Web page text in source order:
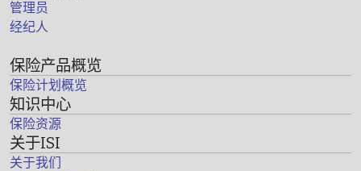
管理员
经纪人
保险产品概览
保险计划概览
知识中心
保险资源
关于ISI
关于我们